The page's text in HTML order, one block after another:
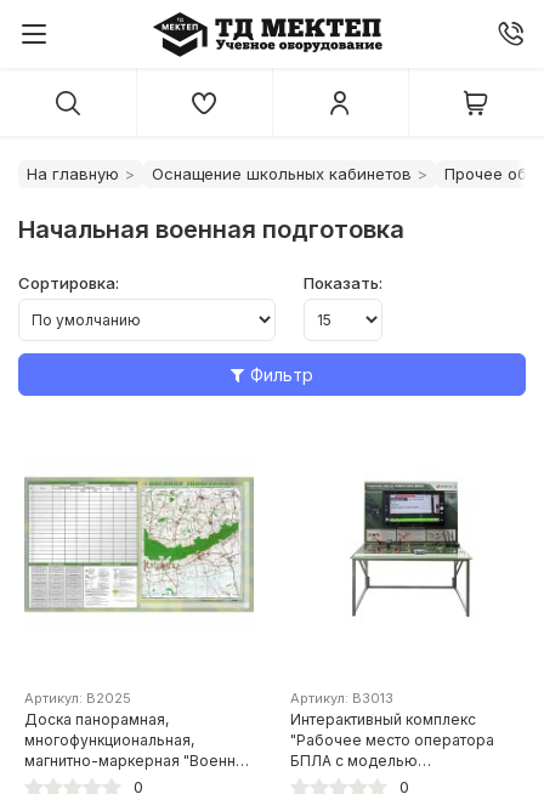
На главную Оснащение школьных кабинетов Прочее
Начальная военная подготовка
Сортировка: Показать:
Фильтр
Артикул: В2025
Доска панорамная,
многофункциональная,
магнитно-маркерная "Военная
топография" + комплект
0
Артикул: В3013
Интерактивный комплекс
"Рабочее место оператора
БПЛА с моделью
квадрокоптера"
0